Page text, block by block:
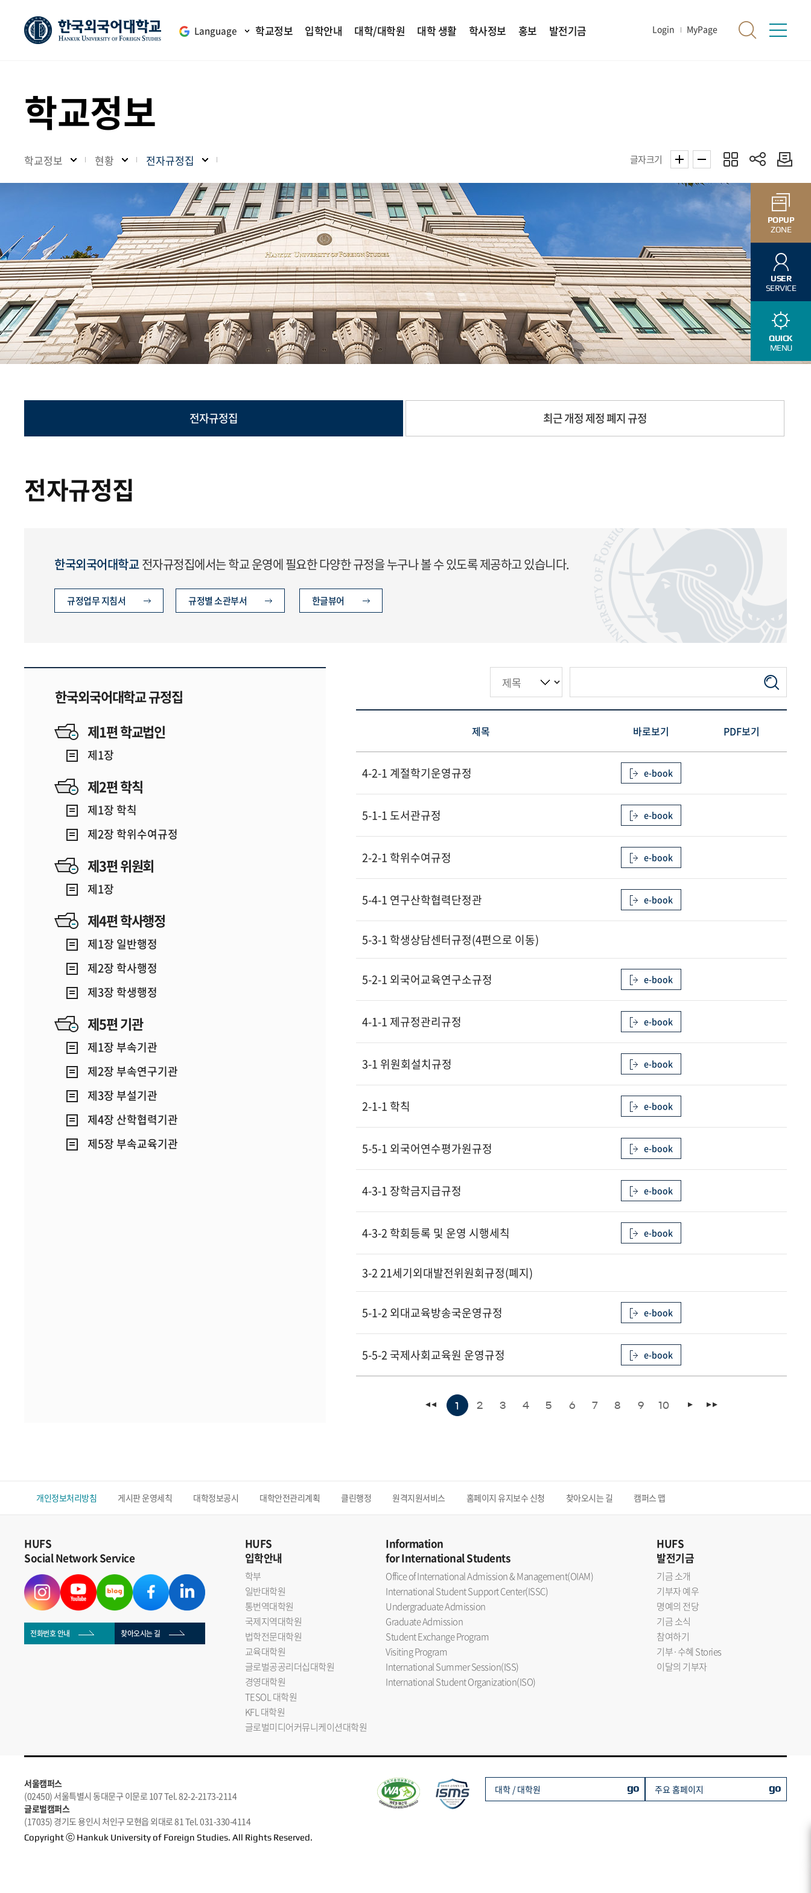
Language 학교정보 입학안내 대학/대학원 대학 생활 학사정보 홍보 발전기금 Login MyPage
POPUP
ZONE
USER
SERVICE
QUICK
MENU
학교정보
학교정보 현황 전자규정집 글자크기
전자규정집 최근 개정 제정 폐지 규정
전자규정집
한국외국어대학교전자규정집에서는 학교 운영에 필요한 다양한 규정을 누구나 볼 수 있도록 제공하고 있습니다.
규정업무 지침서 규정별 소관부서 한글뷰어
한국외국어대학교 규정집
제1편 학교법인
제1장
제2편 학칙
제1장 학칙
제2장 학위수여규정
제3편 위원회
제1장
제4편 학사행정
제1장 일반행정
제2장 학사행정
제3장 학생행정
제5편 기관
제1장 부속기관
제2장 부속연구기관
제3장 부설기관
제4장 산학협력기관
제5장 부속교육기관
제목 바로보기 PDF보기
4-2-1 계절학기운영규정 e-book
5-1-1 도서관규정 e-book
2-2-1 학위수여규정 e-book
5-4-1 연구산학협력단정관 e-book
5-3-1 학생상담센터규정(4편으로 이동)
5-2-1 외국어교육연구소규정 e-book
4-1-1 제규정관리규정 e-book
3-1 위원회설치규정 e-book
2-1-1 학칙 e-book
5-5-1 외국어연수평가원규정 e-book
4-3-1 장학금지급규정 e-book
4-3-2 학회등록 및 운영 시행세칙 e-book
3-2 21세기외대발전위원회규정(폐지)
5-1-2 외대교육방송국운영규정 e-book
5-5-2 국제사회교육원 운영규정 e-book
1 2 3 4 5 6 7 8 9 10
개인정보처리방침 게시판 운영세칙 대학정보공시 대학안전관리계획 클린행정 원격지원서비스 홈페이지 유지보수 신청 찾아오시는 길 캠퍼스 맵
HUFS
Social Network Service
전화번호 안내 찾아오시는 길
HUFS
입학안내
학부
일반대학원
통번역대학원
국제지역대학원
법학전문대학원
교육대학원
글로벌공공리더십대학원
경영대학원
TESOL 대학원
KFL 대학원
글로벌미디어커뮤니케이션대학원
Information
for International Students
Office of International Admission & Management(OIAM)
International Student Support Center(ISSC)
Undergraduate Admission
Graduate Admission
Student Exchange Program
Visiting Program
International Summer Session(ISS)
International Student Organization(ISO)
HUFS
발전기금
기금 소개
기부자 예우
명예의 전당
기금 소식
참여하기
기부·수혜 Stories
이달의 기부자
서울캠퍼스
(02450) 서울특별시 동대문구 이문로 107 Tel. 82-2-2173-2114
글로벌캠퍼스
(17035) 경기도 용인시 처인구 모현읍 외대로 81 Tel. 031-330-4114
Copyright ⓒ Hankuk University of Foreign Studies. All Rights Reserved.
대학 / 대학원 go 주요 홈페이지 go